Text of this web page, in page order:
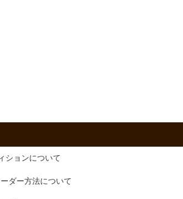
ションについて
ダー方法について